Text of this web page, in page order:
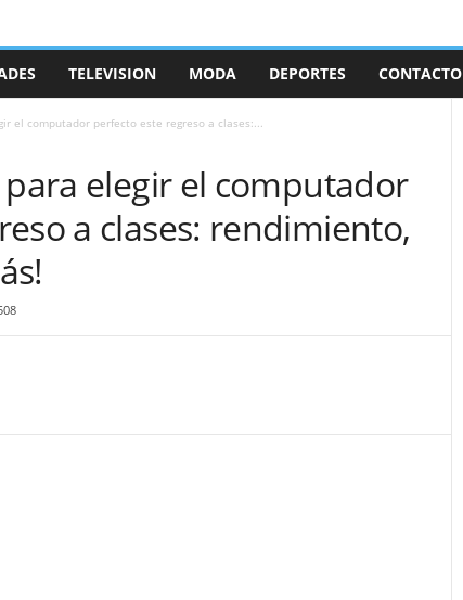
TELEVISION MODA DEPORTES CONTACTO
el computador perfecto este regreso a clases:...
elegir el computador
a clases: rendimiento,